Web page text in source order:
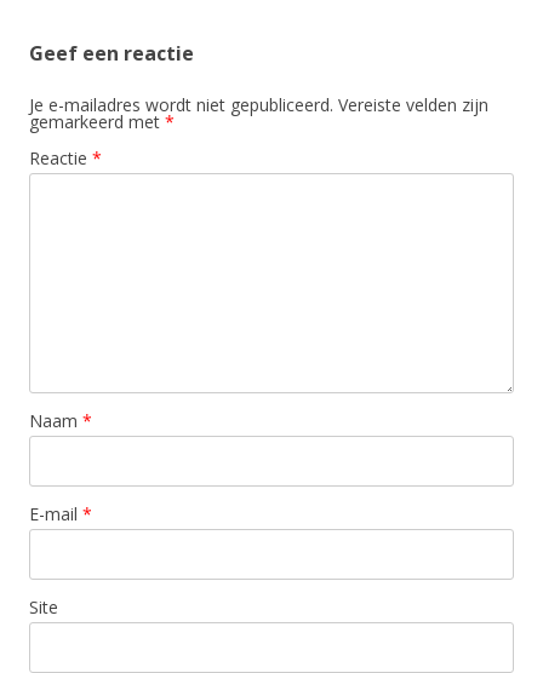
Geef een reactie
Je e-mailadres wordt niet gepubliceerd. Vereiste velden zijn
gemarkeerd met *
Reactie *
Naam *
E-mail *
Site